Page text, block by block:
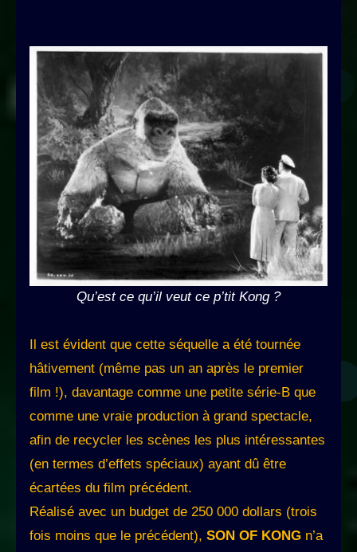
Qu’est ce qu’il veut ce p’tit Kong ?
Il est évident que cette séquelle a été tournée
hâtivement (même pas un an après le premier
film !), davantage comme une petite série-B que
comme une vraie production à grand spectacle,
afin de recycler les scènes les plus intéressantes
(en termes d’effets spéciaux) ayant dû être
écartées du film précédent.
Réalisé avec un budget de 250 000 dollars (trois
fois moins que le précédent), SON OF KONG n’a